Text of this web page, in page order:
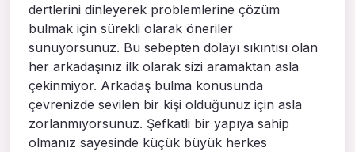
dertlerini dinleyerek problemlerine çözüm
bulmak için sürekli olarak öneriler
sunuyorsunuz. Bu sebepten dolayı sıkıntısı olan
her arkadaşınız ilk olarak sizi aramaktan asla
çekinmiyor. Arkadaş bulma konusunda
çevrenizde sevilen bir kişi olduğunuz için asla
zorlanmıyorsunuz. Şefkatli bir yapıya sahip
olmanız sayesinde küçük büyük herkes